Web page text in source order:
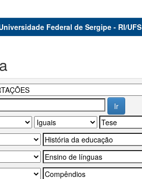
Federal de Sergipe - RI/UFS